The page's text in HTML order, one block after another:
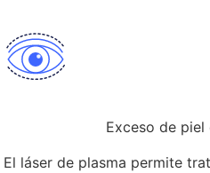
Exceso de piel
El láser de plasma permite